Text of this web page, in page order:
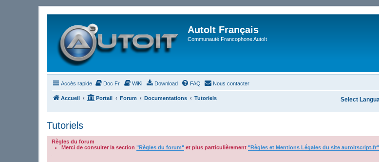
AutoIt Français
Communauté Francophone AutoIt
Accès rapide Doc Fr WiKi Download FAQ Nous contacter
Accueil Portail Forum Documentations Tutoriels Select
Tutoriels
Règles du forum
Merci de consulter la section "Règles du forum" et plus particulièrement "Règles et Mentions Légales du site autoitscript.fr"